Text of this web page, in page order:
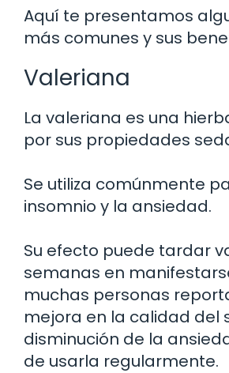
Aquí te presentamos
más comunes y sus
Valeriana
La valeriana es una
por sus propiedades
Se utiliza comúnmente
insomnio y la ansiedad.
Su efecto puede tardar
semanas en
muchas personas
mejora en la calidad del
disminución de la
de usarla regularmente.